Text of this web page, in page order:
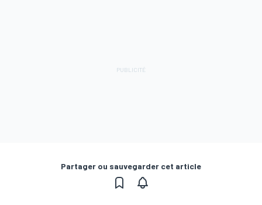
Partager ou sauvegarder cet article